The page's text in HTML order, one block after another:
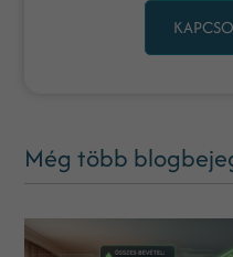
Még több